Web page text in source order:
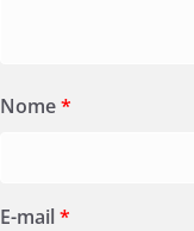
Nome*
E-mail*